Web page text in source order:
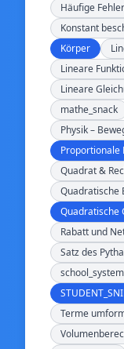
Häufige Fehler
Konstant
Körper
Lineare
Lineare
mathe_snack
Physik –
Proportionale
Quadrat &
Quadratische
Quadratische
Rabatt und
Satz des
school_system
Terme